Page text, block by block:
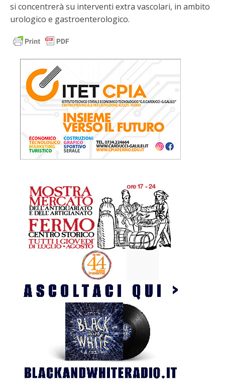
si concentrerà su interventi extra vascolari, in ambito
urologico e gastroenterologico.